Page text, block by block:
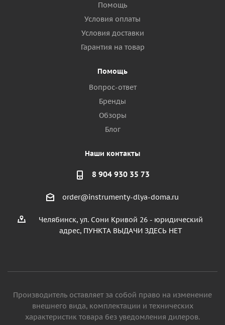
Помощь
Условия оплаты
Условия доставки
Гарантия на товар
Помощь
Вопрос-ответ
Бренды
Обзоры
Блог
Наши контакты
8 904 930 35 73
order@instrumenty-dlya-doma.ru
Челябинск, ул. Сони Кривой 26 - юридический
адрес, ПУНКТА ВЫДАЧИ ЗДЕСЬ НЕТ
Производитель оставляет за собой право на изменение
внешнего вида, комплектации и технических
характеристик товара без уведомления дилеров.